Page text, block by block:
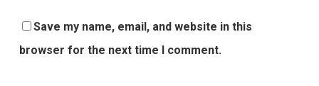
Save my name, email, and website in this
browser for the next time I comment.